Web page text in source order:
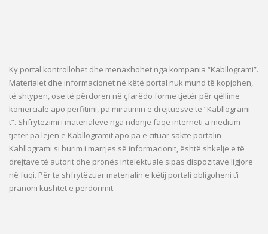
Ky portal kontrollohet dhe menaxhohet nga kompania “Kabllogrami”.
Materialet dhe informacionet në këtë portal nuk mund të kopjohen,
të shtypen, ose të përdoren në çfarëdo forme tjetër për qëllime
komerciale apo përfitimi, pa miratimin e drejtuesve të “Kabllogrami-
t”. Shfrytëzimi i materialeve nga ndonjë faqe interneti a medium
tjetër pa lejen e Kabllogramit apo pa e cituar saktë portalin
Kabllogrami si burim i marrjes së informacionit, është shkelje e të
drejtave të autorit dhe pronës intelektuale sipas dispozitave ligjore
në fuqi. Për ta shfrytëzuar materialin e këtij portali obligoheni t’i
pranoni kushtet e përdorimit.